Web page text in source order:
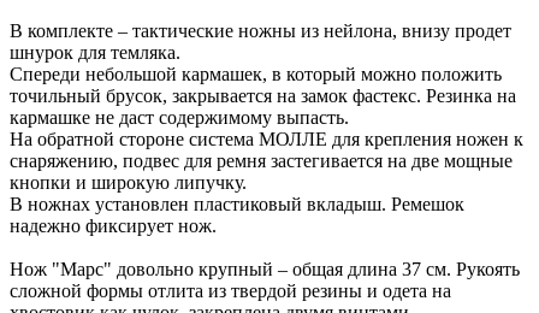
В комплекте – тактические ножны из нейлона, внизу продет
шнурок для темляка.
Спереди небольшой кармашек, в который можно положить
точильный брусок, закрывается на замок фастекс. Резинка на
кармашке не даст содержимому выпасть.
На обратной стороне система МОЛЛЕ для крепления ножен к
снаряжению, подвес для ремня застегивается на две мощные
кнопки и широкую липучку.
В ножнах установлен пластиковый вкладыш. Ремешок
надежно фиксирует нож.
Нож "Марс" довольно крупный – общая длина 37 см. Рукоять
сложной формы отлита из твердой резины и одета на